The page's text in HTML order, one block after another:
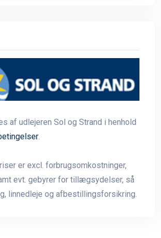
af udlejeren Sol og Strand i henhold
er excl. forbrugsomkostninger,
evt. gebyrer for tillægsydelser, så
linnedleje og afbestillingsforsikring.